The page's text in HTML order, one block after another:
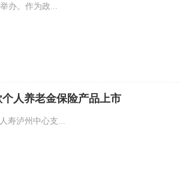
办。作为政...
人养老金保险产品上市
寿泸州中心支...